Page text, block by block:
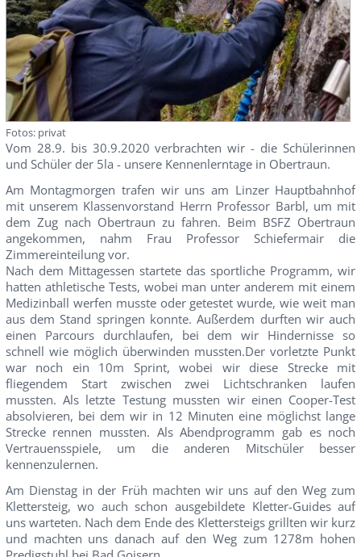
Fotos: privat
Vom 28.9. bis 30.9.2020 verbrachten wir - die Schülerinnen
und Schüler der 5la - unsere Kennenlerntage in Obertraun.
Am Montagmorgen trafen wir uns am Linzer Hauptbahnhof
mit unserem Klassenvorstand Herrn Professor Barbl, um mit
dem Zug nach Obertraun zu fahren. Beim BSFZ Obertraun
angekommen, nahm Frau Professor Schiefermair die
Zimmereinteilung vor.
Nach dem Mittagessen startete das sportliche Programm, wir
hatten athletische Tests, wobei man unter anderem mit einem
Medizinball werfen musste oder getestet wurde, wie weit man
aus dem Stand springen konnte. Außerdem durften wir auch
einen Parcours durchlaufen, bei dem wir Hindernisse so
schnell wie möglich überwinden mussten.Der vorletzte Punkt
war noch ein 10m Sprint, wobei wir diese Strecke mit
fliegendem Start zwischen zwei Lichtschranken laufen
mussten. Als letzte Testung mussten wir einen Cooper-Test
absolvieren, bei dem wir in 12 Minuten eine möglichst lange
Strecke rennen mussten. Als Abendprogramm gab es noch
Vertrauensspiele, um die anderen Mitschüler besser
kennenzulernen.
Am Dienstag in der Früh machten wir uns auf den Weg zum
Klettersteig, wo auch schon ausgebildete Kletter-Guides auf
uns warteten. Nach dem Ende des Klettersteigs grillten wir kurz
und machten uns danach auf den Weg zum 1278m hohen